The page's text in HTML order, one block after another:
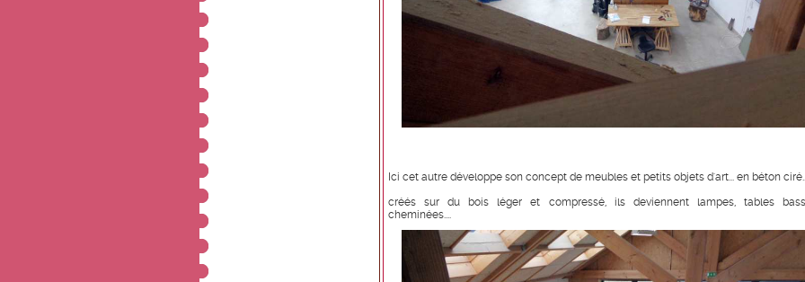
Ici cet autre développe son concept de meubles et petits objets d'art... en béton
créés sur du bois léger et compressé, ils deviennent lampes, tables
cheminées....